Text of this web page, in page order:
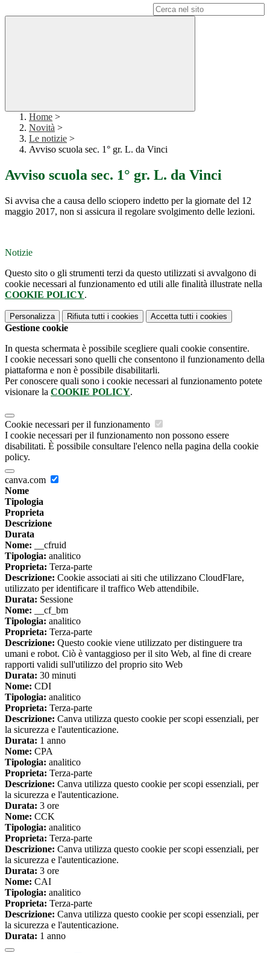
Home >
Novità >
Le notizie >
Avviso scuola sec. 1° gr. L. da Vinci
Avviso scuola sec. 1° gr. L. da Vinci
Si avvisa che a causa dello sciopero indetto per la giornate del 12
maggio 2017, non si assicura il regolare svolgimento delle lezioni.
Notizie
Questo sito o gli strumenti terzi da questo utilizzati si avvalgono di
cookie necessari al funzionamento ed utili alle finalità illustrate nella
COOKIE POLICY.
Personalizza Rifiuta tutti i cookies Accetta tutti i cookies
Gestione cookie
In questa schermata è possibile scegliere quali cookie consentire.
I cookie necessari sono quelli che consentono il funzionamento della
piattaforma e non è possibile disabilitarli.
Per conoscere quali sono i cookie necessari al funzionamento potete
visionare la COOKIE POLICY.
Cookie necessari per il funzionamento
I cookie necessari per il funzionamento non possono essere
disabilitati. È possibile consultare l'elenco nella pagina della cookie
policy.
canva.com
Nome
Tipologia
Proprieta
Descrizione
Durata
Nome: __cfruid
Tipologia: analitico
Proprieta: Terza-parte
Descrizione: Cookie associati ai siti che utilizzano CloudFlare,
utilizzato per identificare il traffico Web attendibile.
Durata: Sessione
Nome: __cf_bm
Tipologia: analitico
Proprieta: Terza-parte
Descrizione: Questo cookie viene utilizzato per distinguere tra
umani e robot. Ciò è vantaggioso per il sito Web, al fine di creare
rapporti validi sull'utilizzo del proprio sito Web
Durata: 30 minuti
Nome: CDI
Tipologia: analitico
Proprieta: Terza-parte
Descrizione: Canva utilizza questo cookie per scopi essenziali, per
la sicurezza e l'autenticazione.
Durata: 1 anno
Nome: CPA
Tipologia: analitico
Proprieta: Terza-parte
Descrizione: Canva utilizza questo cookie per scopi essenziali, per
la sicurezza e l'autenticazione.
Durata: 3 ore
Nome: CCK
Tipologia: analitico
Proprieta: Terza-parte
Descrizione: Canva utilizza questo cookie per scopi essenziali, per
la sicurezza e l'autenticazione.
Durata: 3 ore
Nome: CAI
Tipologia: analitico
Proprieta: Terza-parte
Descrizione: Canva utilizza questo cookie per scopi essenziali, per
la sicurezza e l'autenticazione.
Durata: 1 anno